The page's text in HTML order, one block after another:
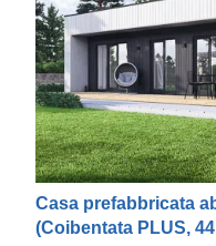
Casa prefabbricata
(Coibentata PLUS,